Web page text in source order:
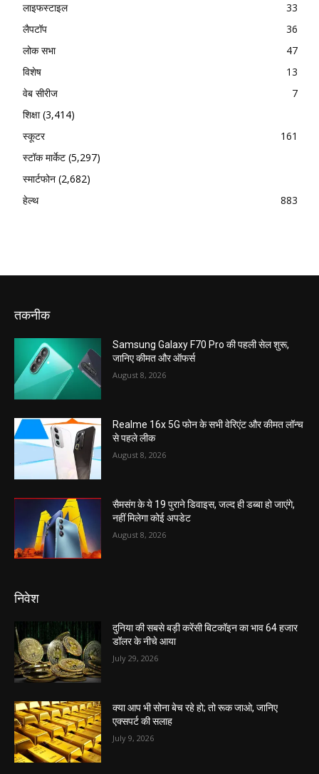
लाइफस्टाइल
33
लैपटॉप
36
लोक सभा
47
विशेष
13
वेब सीरीज
7
शिक्षा(3,414)
स्कूटर
161
स्टॉक मार्केट (5,297)
स्मार्टफोन (2,682)
हेल्थ
883
तकनीक
Samsung Galaxy F70 Pro की पहली सेल शुरू,
जानिए कीमत और ऑफर्स
August 8, 2026
Realme 16x 5G फोन के सभी वेरिएंट और कीमत लॉन्च
से पहले लीक
August 8, 2026
सैमसंग के ये 19 पुराने डिवाइस, जल्द ही डब्बा हो जाएंगे,
नहीं मिलेगा कोई अपडेट
August 8, 2026
निवेश
दुनिया की सबसे बड़ी करेंसी बिटकॉइन का भाव 64 हजार
डॉलर के नीचे आया
July 29, 2026
क्या आप भी सोना बेच रहे हो; तो रूक जाओ, जानिए
एक्सपर्ट की सलाह
July 9, 2026